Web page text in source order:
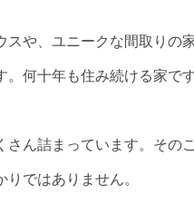
スや、ユニークな間取りの
何十年も住み続ける家で
ん詰まっています。その
ではありません。